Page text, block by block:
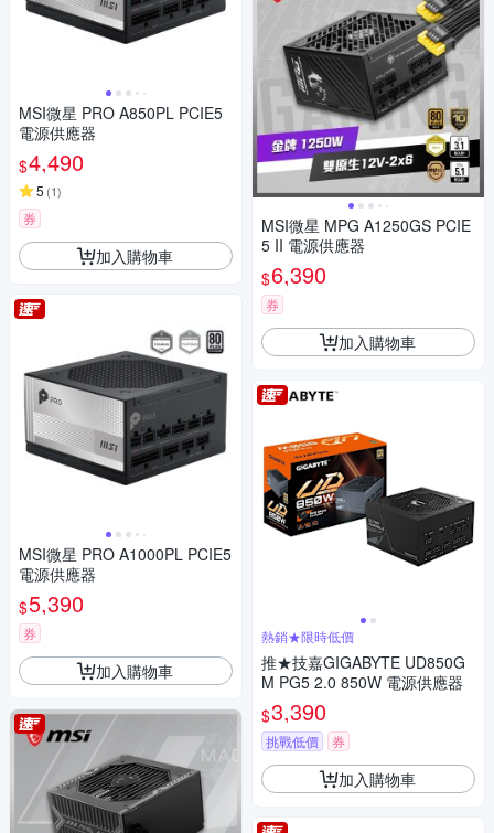
MSI微星 PRO A850PL PCIE5
電源供應器
$4,490
5 (1)
券
加入購物車
MSI微星 PRO A1000PL PCIE5
電源供應器
$5,390
券
加入購物車
MSI微星 MPG A1250GS PCIE
5 II 電源供應器
$6,390
券
加入購物車
熱銷★限時低價
推★技嘉GIGABYTE UD850G
M PG5 2.0 850W 電源供應器
$3,390
挑戰低價 券
加入購物車